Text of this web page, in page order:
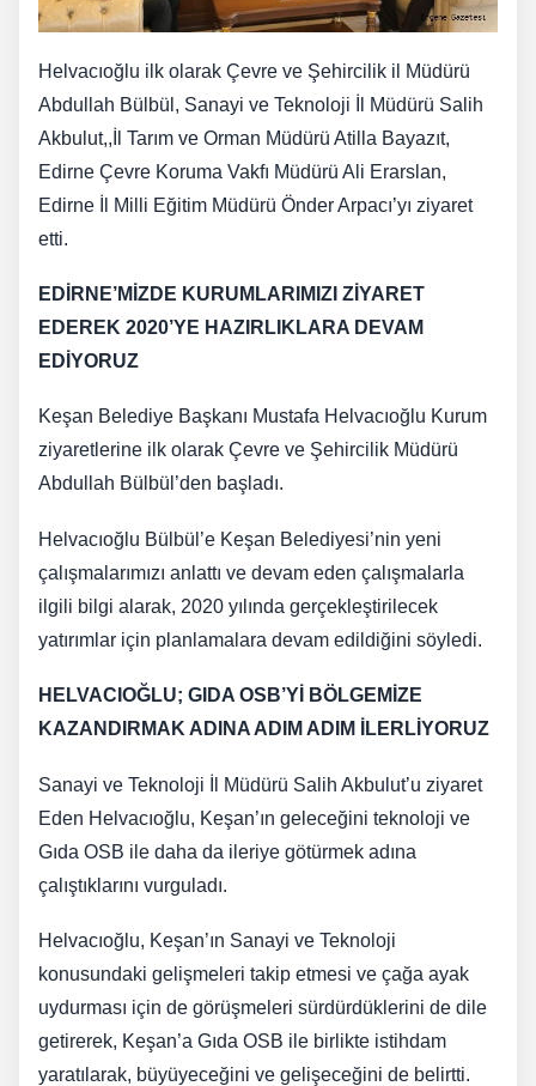
Helvacıoğlu ilk olarak Çevre ve Şehircilik il Müdürü
Abdullah Bülbül, Sanayi ve Teknoloji İl Müdürü Salih
Akbulut,,İl Tarım ve Orman Müdürü Atilla Bayazıt,
Edirne Çevre Koruma Vakfı Müdürü Ali Erarslan,
Edirne İl Milli Eğitim Müdürü Önder Arpacı’yı ziyaret
etti.
EDİRNE’MİZDE KURUMLARIMIZI ZİYARET
EDEREK 2020’YE HAZIRLIKLARA DEVAM
EDİYORUZ
Keşan Belediye Başkanı Mustafa Helvacıoğlu Kurum
ziyaretlerine ilk olarak Çevre ve Şehircilik Müdürü
Abdullah Bülbül’den başladı.
Helvacıoğlu Bülbül’e Keşan Belediyesi’nin yeni
çalışmalarımızı anlattı ve devam eden çalışmalarla
ilgili bilgi alarak, 2020 yılında gerçekleştirilecek
yatırımlar için planlamalara devam edildiğini söyledi.
HELVACIOĞLU; GIDA OSB’Yİ BÖLGEMİZE
KAZANDIRMAK ADINA ADIM ADIM İLERLİYORUZ
Sanayi ve Teknoloji İl Müdürü Salih Akbulut’u ziyaret
Eden Helvacıoğlu, Keşan’ın geleceğini teknoloji ve
Gıda OSB ile daha da ileriye götürmek adına
çalıştıklarını vurguladı.
Helvacıoğlu, Keşan’ın Sanayi ve Teknoloji
konusundaki gelişmeleri takip etmesi ve çağa ayak
uydurması için de görüşmeleri sürdürdüklerini de dile
getirerek, Keşan’a Gıda OSB ile birlikte istihdam
yaratılarak, büyüyeceğini ve gelişeceğini de belirtti.